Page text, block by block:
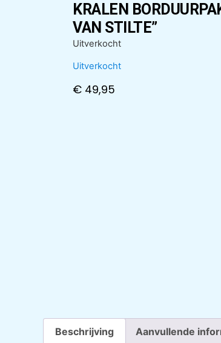
KRALEN
VAN STILTE”
Uitverkocht
Uitverkocht
€ 49,95
Beschrijving Aanvullende